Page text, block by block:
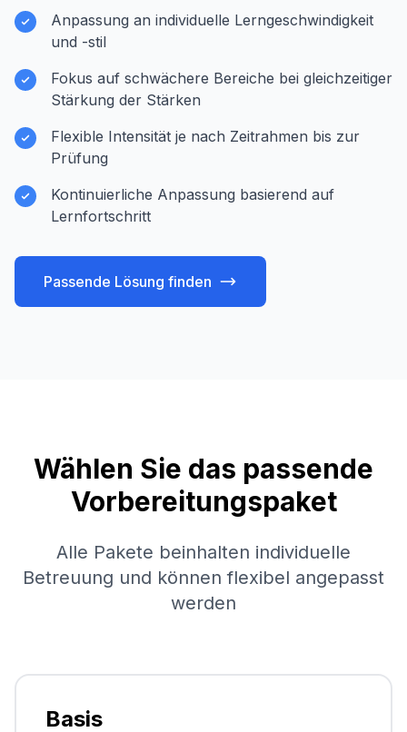
Anpassung an individuelle Lerngeschwindigkeit
und -stil
Fokus auf schwächere Bereiche bei gleichzeitiger
Stärkung der Stärken
Flexible Intensität je nach Zeitrahmen bis zur
Prüfung
Kontinuierliche Anpassung basierend auf
Lernfortschritt
Passende Lösung finden
Wählen Sie das passende
Vorbereitungspaket
Alle Pakete beinhalten individuelle
Betreuung und können flexibel angepasst
werden
Basis